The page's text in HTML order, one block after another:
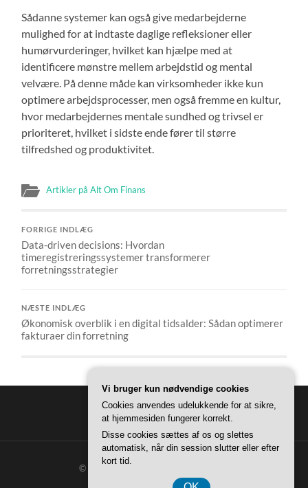
Sådanne systemer kan også give medarbejderne
mulighed for at indtaste daglige refleksioner eller
humørvurderinger, hvilket kan hjælpe med at
identificere mønstre mellem arbejdstid og mental
velvære. På denne måde kan virksomheder ikke kun
optimere arbejdsprocesser, men også fremme en kultur,
hvor medarbejdernes mentale sundhed og trivsel er
prioriteret, hvilket i sidste ende fører til større
tilfredshed og produktivitet.
Artikler på Alt Om Finans
FORRIGE INDLÆG
Data-driven decisions: Hvordan
timeregistreringssystemer transformerer
forretningsstrategier
NÆSTE INDLÆG
Økonomisk overblik i en digital tidsalder: Sådan optimerer
fakturaer din forretning
© 2026ALT OM FINANS
Vi bruger kun nødvendige cookies
Cookies anvendes udelukkende for at sikre,
at hjemmesiden fungerer korrekt.
Disse cookies sættes af os og slettes
automatisk, når din session slutter eller efter
kort tid.